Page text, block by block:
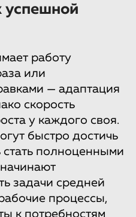
успешной
работу
или
— адаптация
скорость
у каждого своя.
быстро достичь
стать полноценными
задачи средней
процессы,
к потребностям